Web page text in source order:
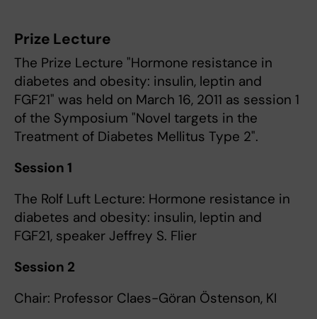
Prize Lecture
The Prize Lecture "Hormone resistance in
diabetes and obesity: insulin, leptin and
FGF21" was held on March 16, 2011 as session 1
of the Symposium "Novel targets in the
Treatment of Diabetes Mellitus Type 2".
Session 1
The Rolf Luft Lecture: Hormone resistance in
diabetes and obesity: insulin, leptin and
FGF21, speaker Jeffrey S. Flier
Session 2
Chair: Professor Claes-Göran Östenson, KI